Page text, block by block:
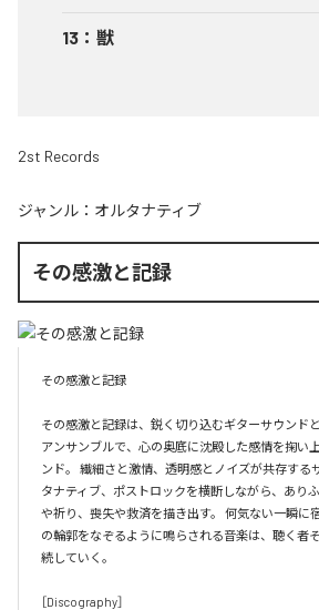
13 ： 獣
2st Records
ジャンル： オルタナティブ
その感激と記録
その感激と記録
その感激と記録は、鋭く切り込むギターサウンド
アンサンブルで、心の奥底に沈殿した感情を掬い
ンド。 繊細さと激情、透明感とノイズが共存する
タナティブ、ポストロックを横断しながら、あり
や祈り、喪失や救済を描き出す。 何気ない一瞬に
の輪郭をなぞるように鳴らされる音楽は、聴く者
続していく。
［Discography］